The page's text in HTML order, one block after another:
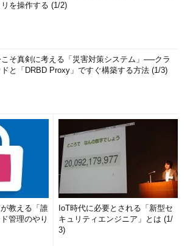
リを操作する (1/2)
そ真剣に考える「災害対策システム」──クラ
ドと「DRBD Proxy」ですぐ構築する方法 (1/3)
教える「誰
管理のやり
IoT時代に必要とされる「新型セ
キュリティエンジニア」とは (1/
3)